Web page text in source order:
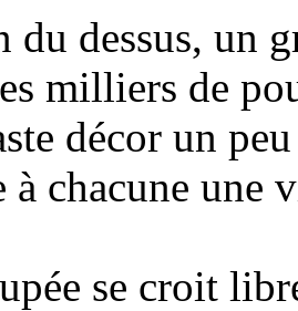
dessus, un
milliers de
décor un
chacune une
se croit